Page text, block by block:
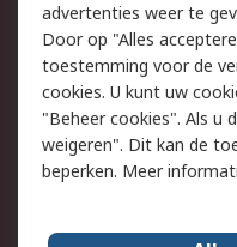
Wettelijk
Cookiebeleid
Privacybeleid
Algemene
Over RS
advertenties weer te
Door op "Alles
toestemming voor de
cookies. U kunt uw
"Beheer cookies". Als u
weigeren". Dit kan de
beperken. Meer